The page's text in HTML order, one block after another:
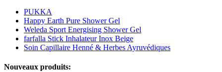
PUKKA
Happy Earth Pure Shower Gel
Weleda Sport Energising Shower Gel
farfalla Stick Inhalateur Inox Beige
Soin Capillaire Henné & Herbes Ayruvédiques
Nouveaux produits: